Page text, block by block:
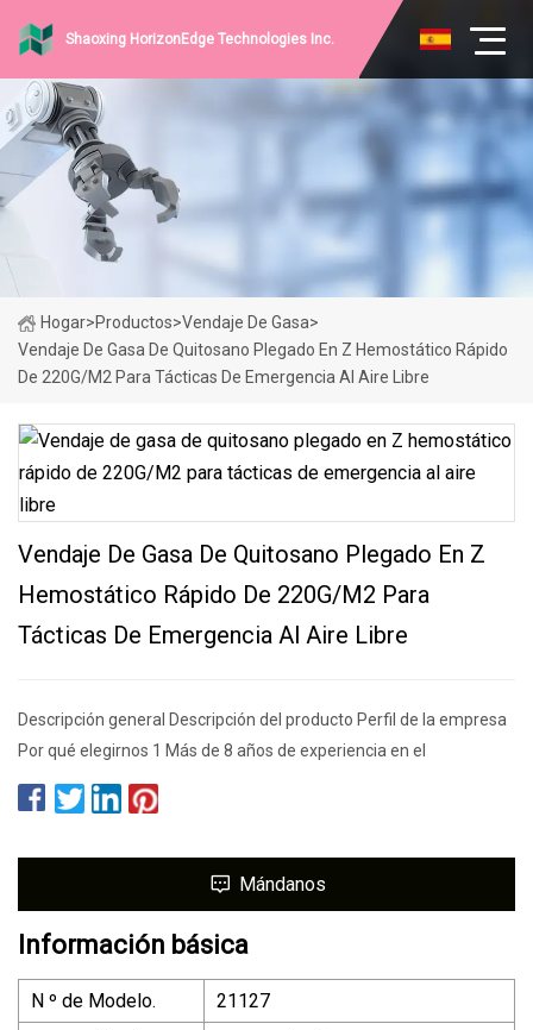
Shaoxing HorizonEdge Technologies Inc.
Hogar>Productos>Vendaje De Gasa>
Vendaje De Gasa De Quitosano Plegado En Z Hemostático Rápido
De 220G/M2 Para Tácticas De Emergencia Al Aire Libre
Vendaje De Gasa De Quitosano Plegado En Z
Hemostático Rápido De 220G/M2 Para
Tácticas De Emergencia Al Aire Libre
Descripción general Descripción del producto Perfil de la empresa
Por qué elegirnos 1 Más de 8 años de experiencia en el
Mándanos
Información básica
N º de Modelo.
21127